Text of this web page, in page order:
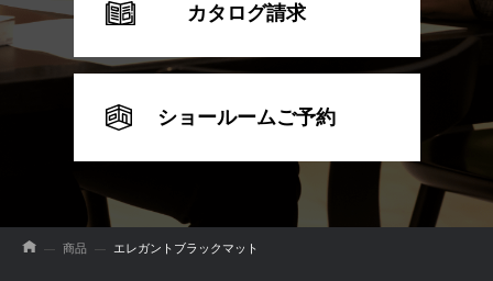
カタログ請求
ショールームご予約
商品 エレガントブラックマット